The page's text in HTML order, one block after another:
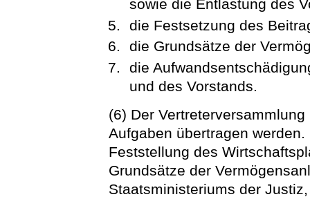
sowie die Entlastung des
die Festsetzung des
die Grundsätze der
die
und des Vorstands.
(6) Der
Aufgaben übertragen
Feststellung des
Grundsätze der
Staatsministeriums der